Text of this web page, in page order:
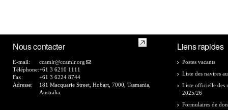
Nous contacter
E-mail:
ccamlr@ccamlr.org
Téléphone:+61 3 6210 1111
Fax:
+61 3 6224 8744
Adresse:
181 Macquarie Street, Hobart, 7000, Tasmania,
Australia
Liens rapides
Postes vacants
Liste des navires
Liste officielle des
2025/26
Formulaires de